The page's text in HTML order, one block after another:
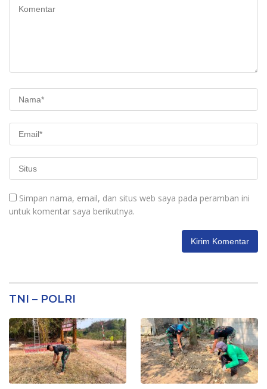
Simpan nama, email, dan situs web saya pada peramban ini
untuk komentar saya berikutnya.
TNI – POLRI